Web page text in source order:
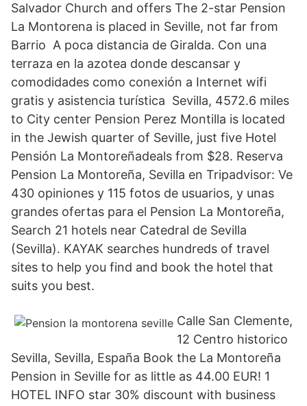
Salvador Church and offers The 2-star Pension
La Montorena is placed in Seville, not far from
Barrio A poca distancia de Giralda. Con una
terraza en la azotea donde descansar y
comodidades como conexión a Internet wifi
gratis y asistencia turística Sevilla, 4572.6 miles
to City center Pension Perez Montilla is located
in the Jewish quarter of Seville, just five Hotel
Pensión La Montoreñadeals from ‎$28. Reserva
Pension La Montoreña, Sevilla en Tripadvisor: Ve
430 opiniones y 115 fotos de usuarios, y unas
grandes ofertas para el Pension La Montoreña,
Search 21 hotels near Catedral de Sevilla
(Sevilla). KAYAK searches hundreds of travel
sites to help you find and book the hotel that
suits you best.
Calle San Clemente,
12 Centro historico
Sevilla, Sevilla, España Book the La Montoreña
Pension in Seville for as little as 44.00 EUR! 1
HOTEL INFO star 30% discount with business